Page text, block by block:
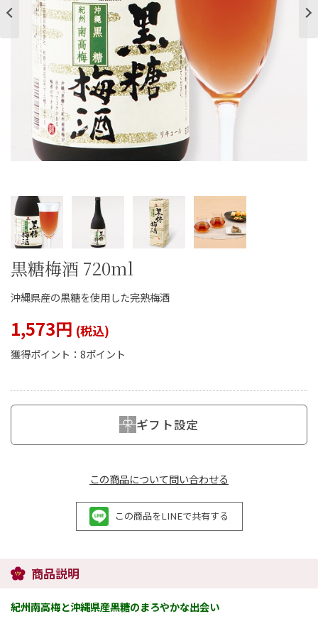
ご案内
初めての方へ ご利用ガイド
配送について ギフトサービス
について
0120-12-2486
【営業時間】8:30～17:30
休業日：日曜・祝日／土曜は不定休
お問い合わせフォームはこちら
黒糖梅酒 720ml
沖縄県産の黒糖を使用した完熟梅酒
1,573円
獲得ポイント： 8ポイント
ギフト設定
この商品について問い合わせる
この商品をLINEで共有する
商品説明
紀州南高梅と沖縄県産黒糖のまろやかな出会い